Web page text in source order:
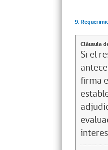
9.
Cláusula
Si el
firma